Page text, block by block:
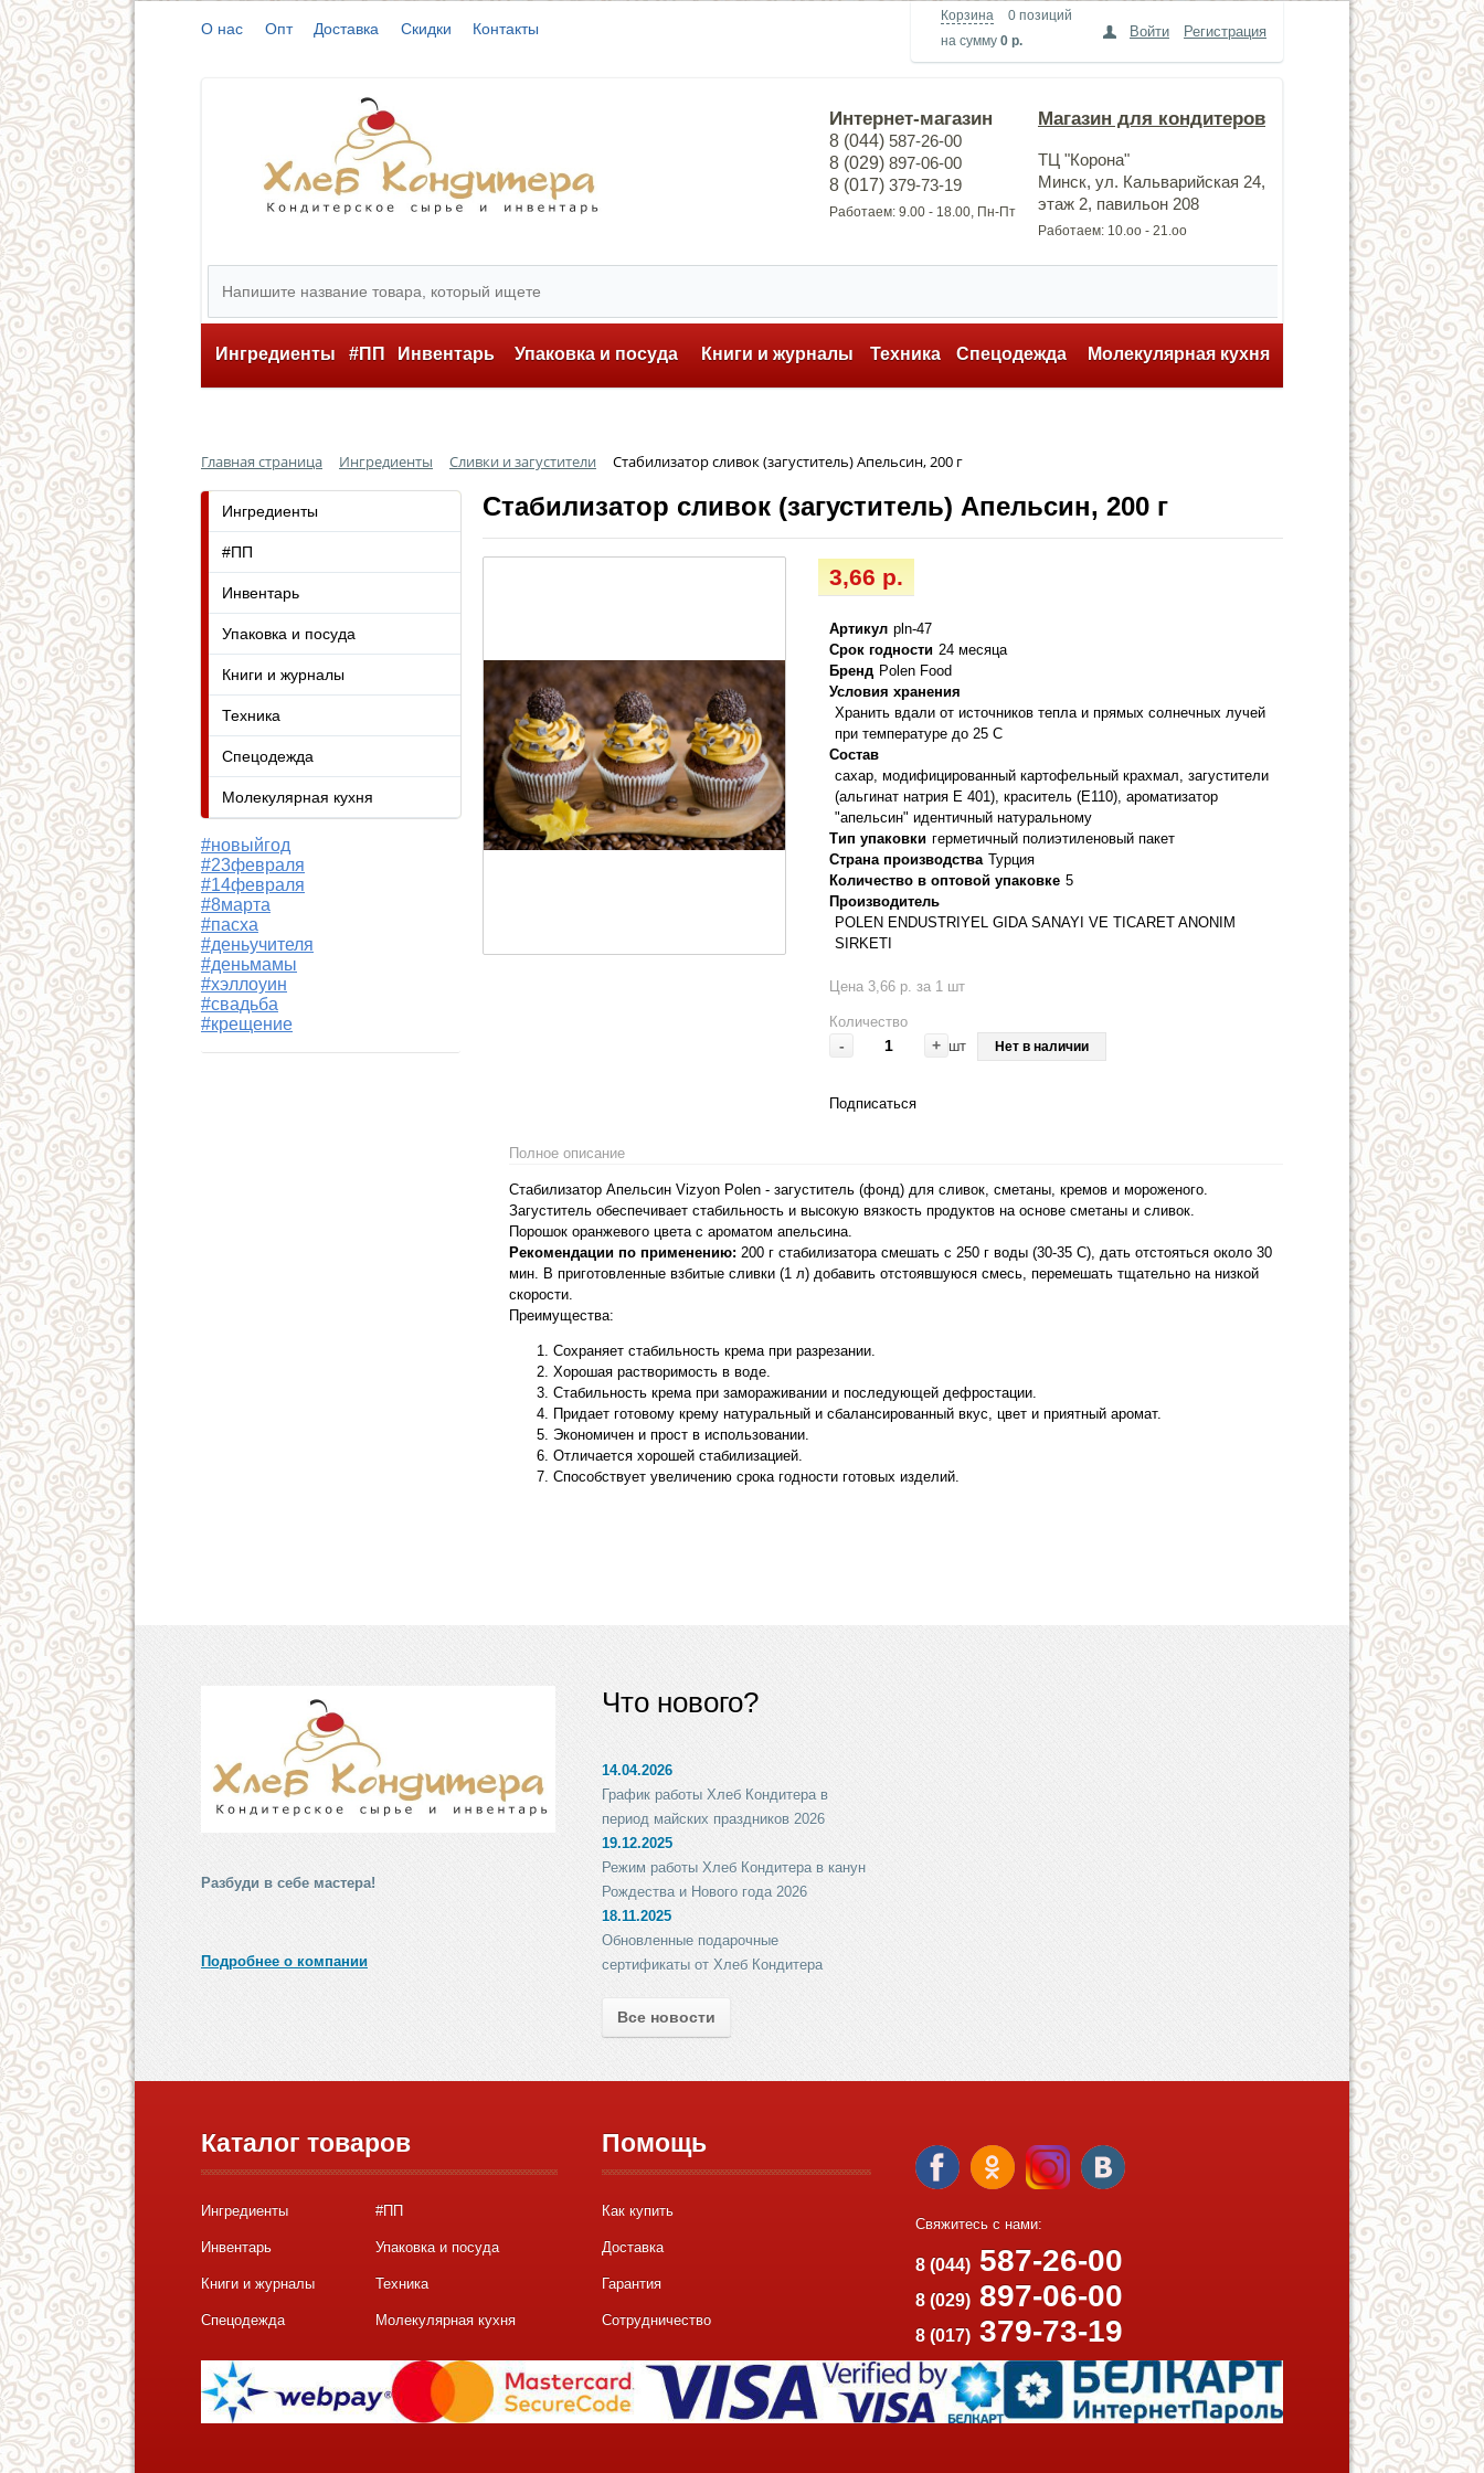
Корзина
0 позиций
на сумму 0 р.
Войти Регистрация
О нас Опт Доставка Скидки Контакты
Интернет-магазин
8 (044) 587-26-00
8 (029) 897-06-00
8 (017) 379-73-19
Работаем: 9.00 - 18.00, Пн-Пт
Магазин для кондитеров
ТЦ "Корона"
Минск, ул. Кальварийская 24,
этаж 2, павильон 208
Работаем: 10.оо - 21.оо
Ингредиенты #ПП Инвентарь Упаковка и посуда Книги и журналы Техника Спецодежда Молекулярная кухня
Главная страница Ингредиенты Сливки и загустители Стабилизатор сливок (загуститель) Апельсин, 200 г
Стабилизатор сливок (загуститель) Апельсин, 200 г
3,66 р.
Артикул pln-47
Срок годности 24 месяца
Бренд Polen Food
Условия хранения
Хранить вдали от источников тепла и прямых солнечных лучей
при температуре до 25 С
Состав
cахар, модифицированный картофельный крахмал, загустители
(альгинат натрия Е 401), краситель (Е110), ароматизатор
"апельсин" идентичный натуральному
Тип упаковки герметичный полиэтиленовый пакет
Страна производства Турция
Количество в оптовой упаковке 5
Производитель
POLEN ENDUSTRIYEL GIDA SANAYI VE TICARET ANONIM
SIRKETI
Цена 3,66 р. за 1 шт
Количество
- + шт Нет в наличии
Подписаться
Полное описание
Стабилизатор Апельсин Vizyon Polen - загуститель (фонд) для сливок, сметаны, кремов и мороженого.
Загуститель обеспечивает стабильность и высокую вязкость продуктов на основе сметаны и сливок.
Порошок оранжевого цвета с ароматом апельсина.
Рекомендации по применению: 200 г стабилизатора смешать с 250 г воды (30-35 С), дать отстояться около 30
мин. В приготовленные взбитые сливки (1 л) добавить отстоявшуюся смесь, перемешать тщательно на низкой
скорости.
Преимущества:
Сохраняет стабильность крема при разрезании.
Хорошая растворимость в воде.
Стабильность крема при замораживании и последующей дефростации.
Придает готовому крему натуральный и сбалансированный вкус, цвет и приятный аромат.
Экономичен и прост в использовании.
Отличается хорошей стабилизацией.
Способствует увеличению срока годности готовых изделий.
Ингредиенты
#ПП
Инвентарь
Упаковка и посуда
Книги и журналы
Техника
Спецодежда
Молекулярная кухня
#новыйгод
#23февраля
#14февраля
#8марта
#пасха
#деньучителя
#деньмамы
#хэллоуин
#свадьба
#крещение
Разбуди в себе мастера!
Подробнее о компании
Что нового?
14.04.2026
График работы Хлеб Кондитера в
период майских праздников 2026
19.12.2025
Режим работы Хлеб Кондитера в канун
Рождества и Нового года 2026
18.11.2025
Обновленные подарочные
сертификаты от Хлеб Кондитера
Все новости
Каталог товаров
Ингредиенты #ПП
Инвентарь Упаковка и посуда
Книги и журналы Техника
Спецодежда Молекулярная кухня
Помощь
Как купить
Доставка
Гарантия
Сотрудничество
Свяжитесь с нами:
8 (044)587-26-00
8 (029)897-06-00
8 (017) 379-73-19